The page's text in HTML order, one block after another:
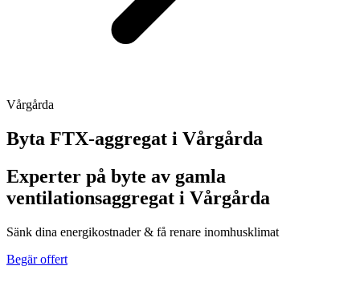
Vårgårda
Byta FTX-aggregat i Vårgårda
Experter på byte av gamla
ventilationsaggregat i Vårgårda
Sänk dina energikostnader & få renare inomhusklimat
Begär offert